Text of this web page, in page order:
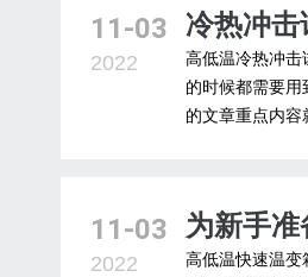
11-03
2022
冷热冲击
高低温冷热冲击
的时候都需要
的文章重点内容
11-03
2022
为新手
高低温快速温变